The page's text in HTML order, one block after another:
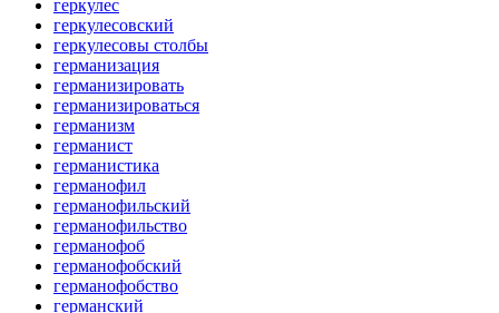
геркулес
геркулесовский
геркулесовы столбы
германизация
германизировать
германизироваться
германизм
германист
германистика
германофил
германофильский
германофильство
германофоб
германофобский
германофобство
германский